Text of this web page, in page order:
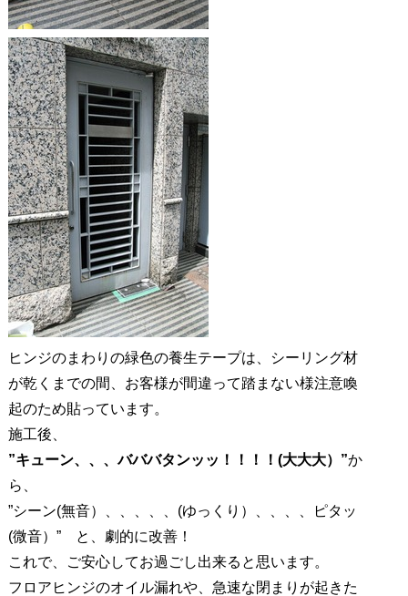
ヒンジのまわりの緑色の養生テープは、シーリング材
が乾くまでの間、お客様が間違って踏まない様注意喚
起のため貼っています。
施工後、
”キューン、、、バババタンッッ！！！！(大大大）”か
ら、
”シーン(無音）、、、、、(ゆっくり）、、、、ピタッ
(微音）” と、劇的に改善！
これで、ご安心してお過ごし出来ると思います。
フロアヒンジのオイル漏れや、急速な閉まりが起きた